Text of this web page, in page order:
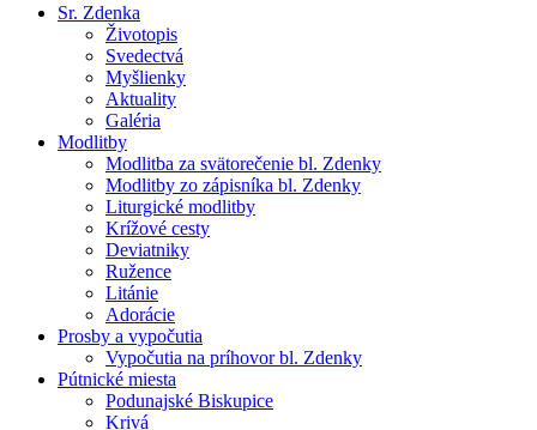
Sr. Zdenka
Životopis
Svedectvá
Myšlienky
Aktuality
Galéria
Modlitby
Modlitba za svätorečenie bl. Zdenky
Modlitby zo zápisníka bl. Zdenky
Liturgické modlitby
Krížové cesty
Deviatniky
Ružence
Litánie
Adorácie
Prosby a vypočutia
Vypočutia na príhovor bl. Zdenky
Pútnické miesta
Podunajské Biskupice
Krivá